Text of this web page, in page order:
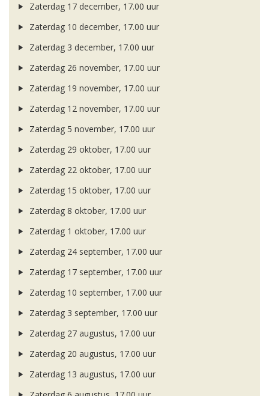
Zaterdag 17 december, 17.00 uur
Zaterdag 10 december, 17.00 uur
Zaterdag 3 december, 17.00 uur
Zaterdag 26 november, 17.00 uur
Zaterdag 19 november, 17.00 uur
Zaterdag 12 november, 17.00 uur
Zaterdag 5 november, 17.00 uur
Zaterdag 29 oktober, 17.00 uur
Zaterdag 22 oktober, 17.00 uur
Zaterdag 15 oktober, 17.00 uur
Zaterdag 8 oktober, 17.00 uur
Zaterdag 1 oktober, 17.00 uur
Zaterdag 24 september, 17.00 uur
Zaterdag 17 september, 17.00 uur
Zaterdag 10 september, 17.00 uur
Zaterdag 3 september, 17.00 uur
Zaterdag 27 augustus, 17.00 uur
Zaterdag 20 augustus, 17.00 uur
Zaterdag 13 augustus, 17.00 uur